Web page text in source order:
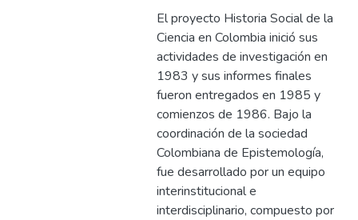
El proyecto Historia Social de la
Ciencia en Colombia inició sus
actividades de investigación en
1983 y sus informes finales
fueron entregados en 1985 y
comienzos de 1986. Bajo la
coordinación de la sociedad
Colombiana de Epistemología,
fue desarrollado por un equipo
interinstitucional e
interdisciplinario, compuesto por